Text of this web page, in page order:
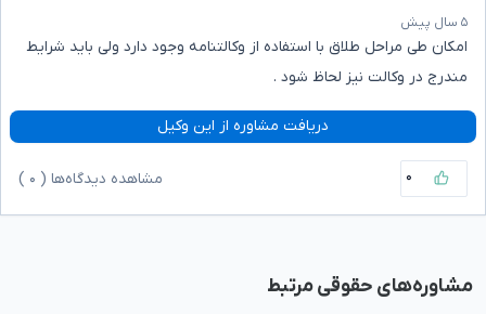
۵ سال پیش
امکان طی مراحل طلاق با استفاده از وکالتنامه وجود دارد ولی باید شرایط
مندرج در وکالت نیز لحاظ شود .
دریافت مشاوره از این وکیل
۰ مشاهده دیدگاه‌ها ( ۰
مشاوره‌های حقوقی مرتبط